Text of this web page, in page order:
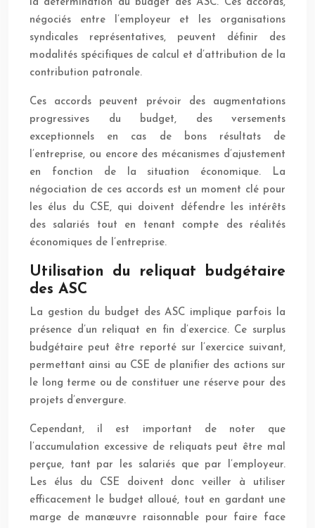
la détermination du budget des ASC. Ces accords,
négociés entre l’employeur et les organisations
syndicales représentatives, peuvent définir des
modalités spécifiques de calcul et d’attribution de la
contribution patronale.
Ces accords peuvent prévoir des augmentations
progressives du budget, des versements
exceptionnels en cas de bons résultats de
l’entreprise, ou encore des mécanismes d’ajustement
en fonction de la situation économique. La
négociation de ces accords est un moment clé pour
les élus du CSE, qui doivent défendre les intérêts
des salariés tout en tenant compte des réalités
économiques de l’entreprise.
Utilisation du reliquat budgétaire
des ASC
La gestion du budget des ASC implique parfois la
présence d’un reliquat en fin d’exercice. Ce surplus
budgétaire peut être reporté sur l’exercice suivant,
permettant ainsi au CSE de planifier des actions sur
le long terme ou de constituer une réserve pour des
projets d’envergure.
Cependant, il est important de noter que
l’accumulation excessive de reliquats peut être mal
perçue, tant par les salariés que par l’employeur.
Les élus du CSE doivent donc veiller à utiliser
efficacement le budget alloué, tout en gardant une
marge de manœuvre raisonnable pour faire face